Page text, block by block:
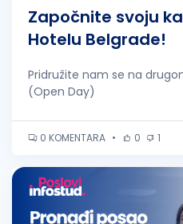
Započnite svoju
Hotelu Belgrade!
Pridružite nam se na
(Open Day)
0 KOMENTARA • 0 1